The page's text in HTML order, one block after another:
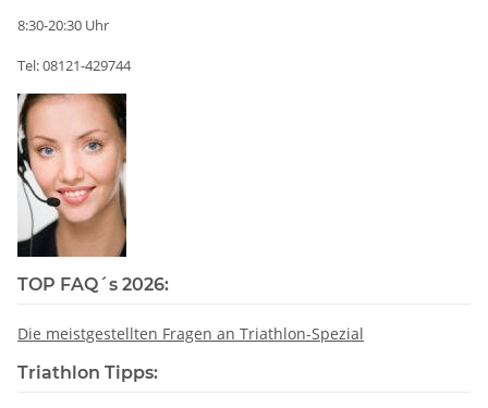
8:30-20:30 Uhr
Tel: 08121-429744
TOP FAQ´s 2026:
Die meistgestellten Fragen an Triathlon-Spezial
Triathlon Tipps: